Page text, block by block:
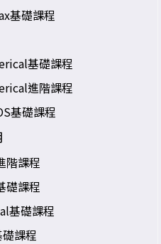
基礎課程
基礎課程
進階課程
基礎課程
階課程
礎課程
基礎課程
課程